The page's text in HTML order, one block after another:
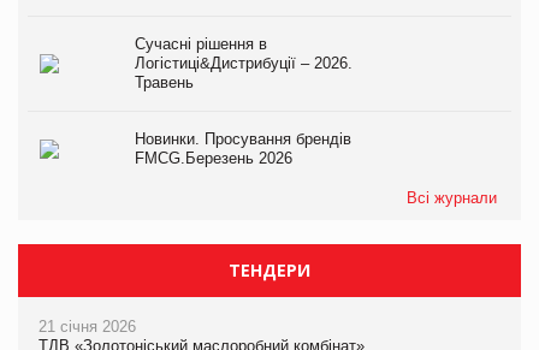
Сучасні рішення в
Логістиці&Дистрибуції – 2026.
Травень
Новинки. Просування брендів
FMCG.Березень 2026
Всі журнали
ТЕНДЕРИ
21 січня 2026
ТДВ «Золотоніський маслоробний комбінат»